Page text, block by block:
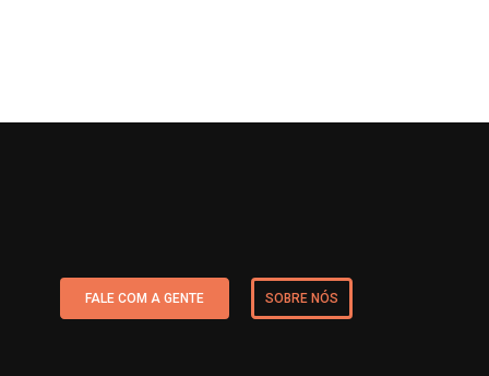
FALE COM A GENTE SOBRE NÓS